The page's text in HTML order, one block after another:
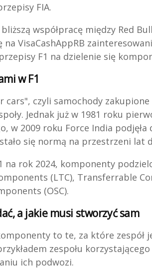
FIA.
współpracę między Red
VisaCashAppRB
F1 na dzielenie się
w F1
cars", czyli samochody
Jednak już w 1981 roku
w 2009 roku Force India
się normą na przestrzeni lat
na rok 2024, komponenty
(LTC), Transferrable
(OSC).
a jakie musi stworzyć sam
to te, za które zespół
zespołu
ich podwozi.